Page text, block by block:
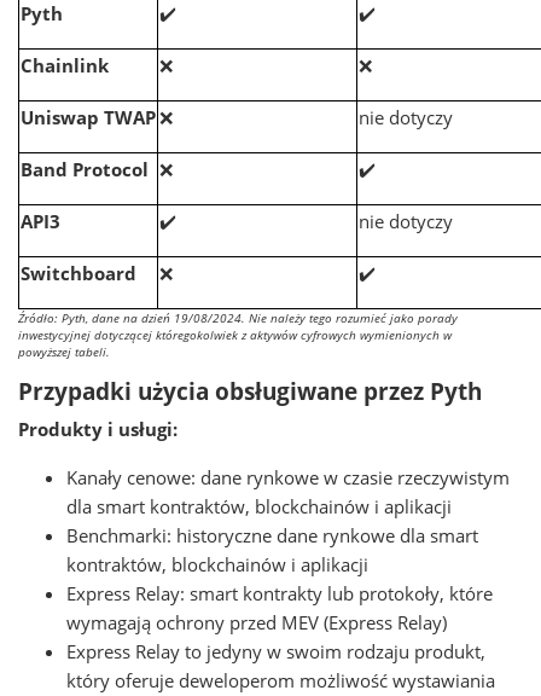
Pyth ✔️ ✔️
Chainlink ❌ ❌
Uniswap TWAP❌ nie dotyczy
Band Protocol ❌ ✔️
API3 ✔️ nie dotyczy
Switchboard ❌ ✔️
Źródło: Pyth, dane na dzień 19/08/2024. Nie należy tego rozumieć jako porady
inwestycyjnej dotyczącej któregokolwiek z aktywów cyfrowych wymienionych w
powyższej tabeli.
Przypadki użycia obsługiwane przez Pyth
Produkty i usługi:
Kanały cenowe: dane rynkowe w czasie rzeczywistym
dla smart kontraktów, blockchainów i aplikacji
Benchmarki: historyczne dane rynkowe dla smart
kontraktów, blockchainów i aplikacji
Express Relay: smart kontrakty lub protokoły, które
wymagają ochrony przed MEV (Express Relay)
Express Relay to jedyny w swoim rodzaju produkt,
który oferuje deweloperom możliwość wystawiania